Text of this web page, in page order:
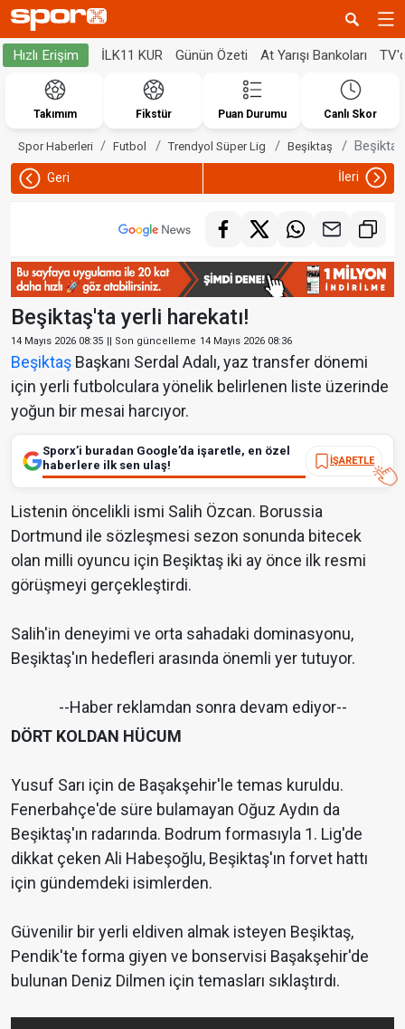
Hızlı Erişim İLK11 KUR Günün Özeti At Yarışı Bankoları
Takımım Fikstür Puan Durumu Canlı Skor
Spor Haberleri Futbol Trendyol Süper Lig Beşiktaş
Geri İleri
Beşiktaş'ta yerli harekatı!
14 Mayıs 2026 08:35 || Son güncelleme 14 Mayıs 2026 08:36
Beşiktaş Başkanı Serdal Adalı, yaz transfer dönemi
için yerli futbolculara yönelik belirlenen liste üzerinde
yoğun bir mesai harcıyor.
Sporx’i buradan Google’da işaretle, en özel
haberlere ilk sen ulaş!
İŞARETLE
Listenin öncelikli ismi Salih Özcan. Borussia
Dortmund ile sözleşmesi sezon sonunda bitecek
olan milli oyuncu için Beşiktaş iki ay önce ilk resmi
görüşmeyi gerçekleştirdi.
Salih'in deneyimi ve orta sahadaki dominasyonu,
Beşiktaş'ın hedefleri arasında önemli yer tutuyor.
--Haber reklamdan sonra devam ediyor--
DÖRT KOLDAN HÜCUM
Yusuf Sarı için de Başakşehir'le temas kuruldu.
Fenerbahçe'de süre bulamayan Oğuz Aydın da
Beşiktaş'ın radarında. Bodrum formasıyla 1. Lig'de
dikkat çeken Ali Habeşoğlu, Beşiktaş'ın forvet hattı
için gündemdeki isimlerden.
Güvenilir bir yerli eldiven almak isteyen Beşiktaş,
Pendik'te forma giyen ve bonservisi Başakşehir'de
bulunan Deniz Dilmen için temasları sıklaştırdı.